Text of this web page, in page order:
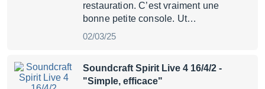
restauration. C’est vraiment une
bonne petite console. Ut…
02/03/25
Soundcraft Spirit Live 4 16/4/2 -
"Simple, efficace"